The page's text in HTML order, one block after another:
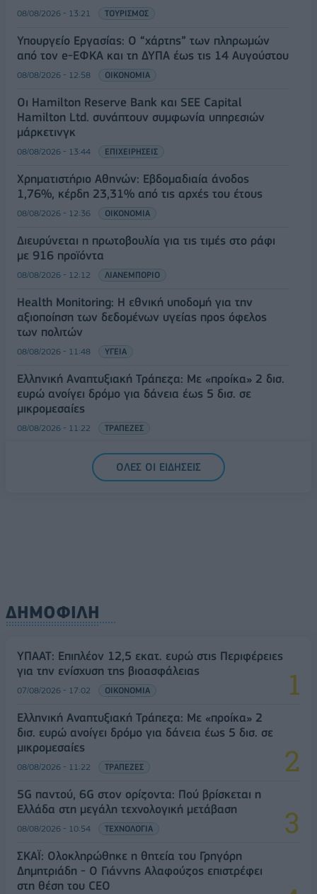
08/08/2026 - 13:21 ΤΟΥΡΙΣΜΟΣ
Υπουργείο Εργασίας: Ο “χάρτης” των πληρωμών
από τον e-ΕΦΚΑ και τη ΔΥΠΑ έως τις 14 Αυγούστου
08/08/2026 - 12:58 ΟΙΚΟΝΟΜΙΑ
Οι Hamilton Reserve Bank και SEE Capital
Hamilton Ltd. συνάπτουν συμφωνία υπηρεσιών
μάρκετινγκ
08/08/2026 - 13:44 ΕΠΙΧΕΙΡΗΣΕΙΣ
Χρηματιστήριο Αθηνών: Εβδομαδιαία άνοδος
1,76%, κέρδη 23,31% από τις αρχές του έτους
08/08/2026 - 12:36 ΟΙΚΟΝΟΜΙΑ
Διευρύνεται η πρωτοβουλία για τις τιμές στο ράφι
με 916 προϊόντα
08/08/2026 - 12:12 ΛΙΑΝΕΜΠΟΡΙΟ
Health Monitoring: Η εθνική υποδομή για την
αξιοποίηση των δεδομένων υγείας προς όφελος
των πολιτών
08/08/2026 - 11:48 ΥΓΕΙΑ
Ελληνική Αναπτυξιακή Τράπεζα: Με «προίκα» 2 δισ.
ευρώ ανοίγει δρόμο για δάνεια έως 5 δισ. σε
μικρομεσαίες
08/08/2026 - 11:22 ΤΡΑΠΕΖΕΣ
5G παντού, 6G στον ορίζοντα: Πού βρίσκεται η
Ελλάδα στη μεγάλη τεχνολογική μετάβαση
ΟΛΕΣ ΟΙ ΕΙΔΗΣΕΙΣ
ΔΗΜΟΦΙΛΗ
ΥΠΑΑΤ: Επιπλέον 12,5 εκατ. ευρώ στις Περιφέρειες
για την ενίσχυση της βιοασφάλειας
07/08/2026 - 17:02 ΟΙΚΟΝΟΜΙΑ
Ελληνική Αναπτυξιακή Τράπεζα: Με «προίκα» 2
δισ. ευρώ ανοίγει δρόμο για δάνεια έως 5 δισ. σε
μικρομεσαίες
08/08/2026 - 11:22 ΤΡΑΠΕΖΕΣ
5G παντού, 6G στον ορίζοντα: Πού βρίσκεται η
Ελλάδα στη μεγάλη τεχνολογική μετάβαση
08/08/2026 - 10:54 ΤΕΧΝΟΛΟΓΙΑ
ΣΚΑΪ: Ολοκληρώθηκε η θητεία του Γρηγόρη
Δημητριάδη - Ο Γιάννης Αλαφούζος επιστρέφει
στη θέση του CEO